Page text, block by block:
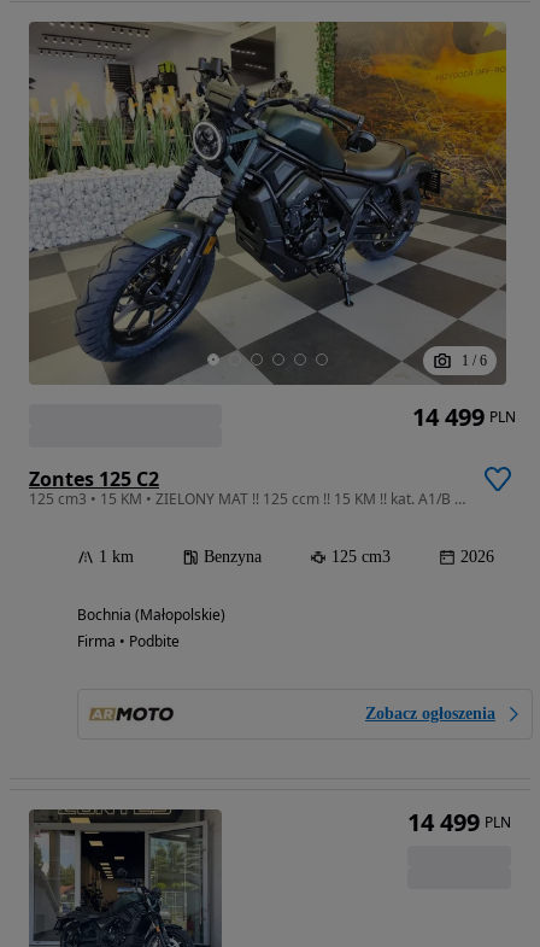
1 / 6
Zontes 125 C2
125 cm3 • 15 KM • ZIELONY MAT !! 125 ccm !! 15 KM !! kat. A1/B !! AR MOTO Bochnia
1 km Benzyna 125 cm3 2026
Bochnia (Małopolskie)
Firma • Podbite
Zobacz ogłoszenia
14 499 PLN
14 499 PLN